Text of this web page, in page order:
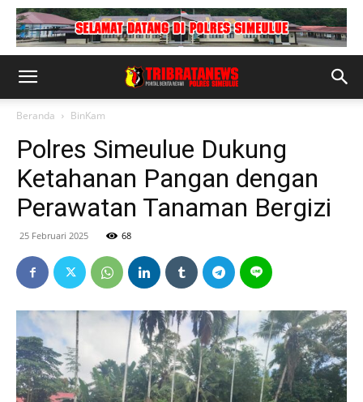
Beranda BinKam
Polres Simeulue Dukung
Ketahanan Pangan dengan
Perawatan Tanaman Bergizi
25 Februari 2025 68